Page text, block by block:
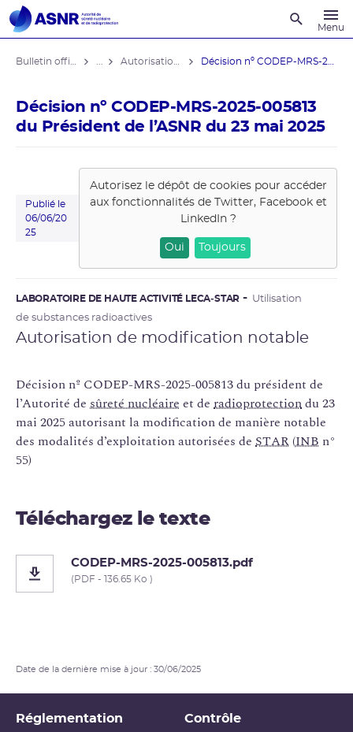
Menu
Décision nº CODEP-MRS-2025-005813
du Président de l’ASNR du 23 mai 2025
Publié le
06/06/20
25
Autorisez le dépôt de cookies pour accéder
aux fonctionnalités de Twitter, Facebook et
LinkedIn?
Oui Toujours
LABORATOIRE DE HAUTE ACTIVITÉ LECA‑STAR
Utilisation
de substances radioactives
Autorisation de modification notable
Décision nº CODEP-MRS-2025-005813 du président de
l’Autorité de sûreté nucléaire et de radioprotectiondu 23
mai 2025 autorisant la modification de manière notable
des modalités d’exploitation autorisées de STAR (INB n°
55)
Téléchargez le texte
CODEP-MRS-2025-005813.pdf
(PDF - 136.65 Ko )
Date de la dernière mise à jour : 30/06/2025
Réglementation Contrôle